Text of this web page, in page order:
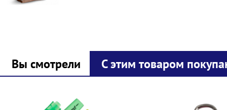
Вы смотрели С этим товаром